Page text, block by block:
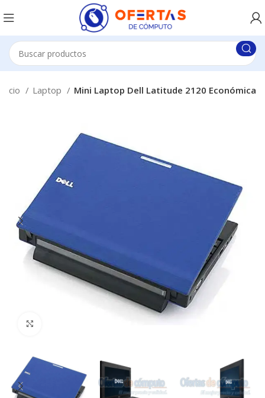
Inicio Laptop Mini Laptop Dell Latitude 2120 Económica